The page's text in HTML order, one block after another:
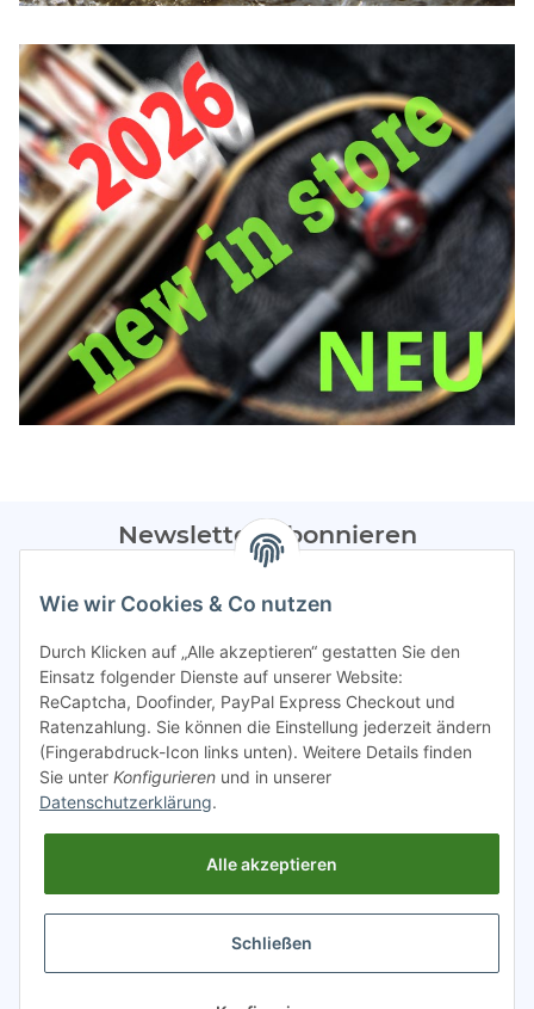
Newsletter Abonnieren
Bitte sendet mir entsprechend eurer
regelmäßig Infos zu euren Aktionen per E-Mail zu.
Abonnieren
Spamschutz aktiv
Gesetzliche Informationen
Wie wir Cookies & Co nutzen
Durch Klicken auf „Alle akzeptieren“ gestatten Sie den
Einsatz folgender Dienste auf unserer Website:
ReCaptcha, Doofinder, PayPal Express Checkout und
Ratenzahlung. Sie können die Einstellung jederzeit ändern
(Fingerabdruck-Icon links unten). Weitere Details finden
Sie unter Konfigurieren und in unserer
Datenschutzerklärung.
Alle akzeptieren
Schließen